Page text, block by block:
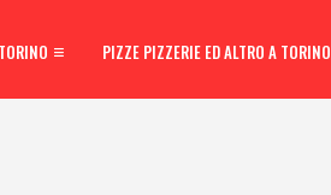
PIZZE PIZZERIE ED ALTRO A TORINO